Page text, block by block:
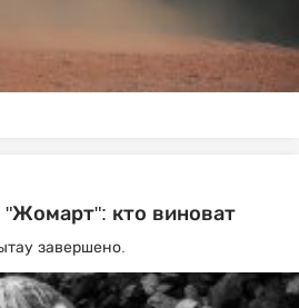
кто виноват
завершено.